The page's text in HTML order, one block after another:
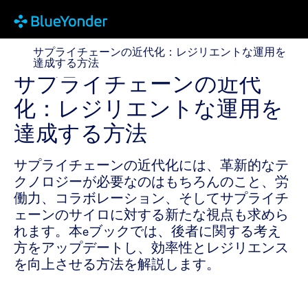
サプライチェーンの近代化：レジリエントな運用を達
サプライチェーンの近代化：レジリエントな運用を
達成する方法
サプライチェーンの近代
化：レジリエントな運用を
達成する方法
サプライチェーンの近代化には、革新的なテ
クノロジーが必要なのはもちろんのこと、労
働力、コラボレーション、そしてサプライチ
ェーンのサイロに対する新たな視点も求めら
れます。本eブックでは、後者に関する考え
方をアップデートし、効率性とレジリエンス
を向上させる方法を解説します。